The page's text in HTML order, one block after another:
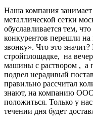
Наша компания
металлической сетки
обуславливается тем,
конкурентов перешли
звонку». Что это
стройплощадке, на
машины с раствором , а
подвел нерадивый
правильно рассчитал
знают, на компанию
положиться. Только у
течении дня будет